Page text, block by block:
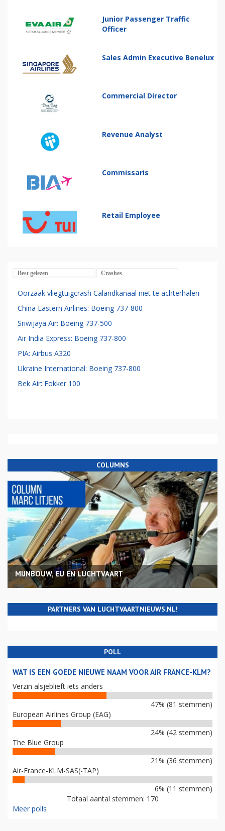
Junior Passenger Traffic
Officer
Sales Admin Executive Benelux
Commercial Director
Revenue Analyst
Commissaris
Retail Employee
Best gelezen Crashes
Oorzaak vliegtuigcrash Calandkanaal niet te achterhalen
China Eastern Airlines: Boeing 737-800
Sriwijaya Air: Boeing 737-500
Air India Express: Boeing 737-800
PIA: Airbus A320
Ukraine International: Boeing 737-800
Bek Air: Fokker 100
COLUMNS
MIJNBOUW, EU EN LUCHTVAART
PARTNERS VAN LUCHTVAARTNIEUWS.NL!
POLL
WAT IS EEN GOEDE NIEUWE NAAM VOOR AIR FRANCE-KLM?
Verzin alsjeblieft iets anders
47% (81 stemmen)
European Airlines Group (EAG)
24% (42 stemmen)
The Blue Group
21% (36 stemmen)
Air-France-KLM-SAS(-TAP)
6% (11 stemmen)
Totaal aantal stemmen: 170
Meer polls